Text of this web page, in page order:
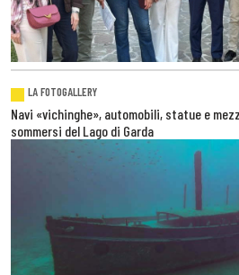
LA FOTOGALLERY
Navi «vichinghe», automobili, statue e
sommersi del Lago di Garda